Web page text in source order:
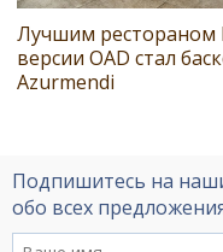
Лучшим рестораном
версии OAD стал
Azurmendi
Подпишитесь на
обо всех